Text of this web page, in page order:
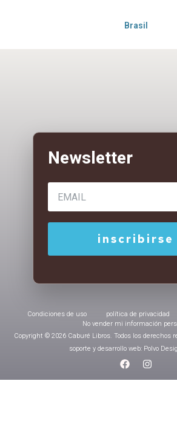
Brasil
Condiciones de uso política de privacidad
No vender mi información
Copyright © 2026 Caburé Libros. Todos los derechos
soporte y desarrollo web: Polvo